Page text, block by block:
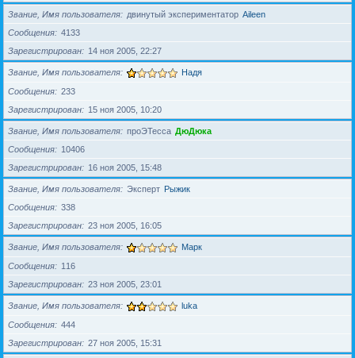
Звание, Имя пользователя двинутый экспериментатор Aileen
Сообщения
4133
Зарегистрирован
14 ноя 2005, 22:27
Звание, Имя пользователя Надя
Сообщения
233
Зарегистрирован
15 ноя 2005, 10:20
Звание, Имя пользователя проЭТесса ДюДюка
Сообщения
10406
Зарегистрирован
16 ноя 2005, 15:48
Звание, Имя пользователя Эксперт Рыжик
Сообщения
338
Зарегистрирован
23 ноя 2005, 16:05
Звание, Имя пользователя Марк
Сообщения
116
Зарегистрирован
23 ноя 2005, 23:01
Звание, Имя пользователя luka
Сообщения
444
Зарегистрирован
27 ноя 2005, 15:31